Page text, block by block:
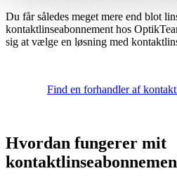
Du får således meget mere end blot
kontaktlinseabonnement hos
sig at vælge en løsning med
Find en forhandler af
Hvordan fungerer mit